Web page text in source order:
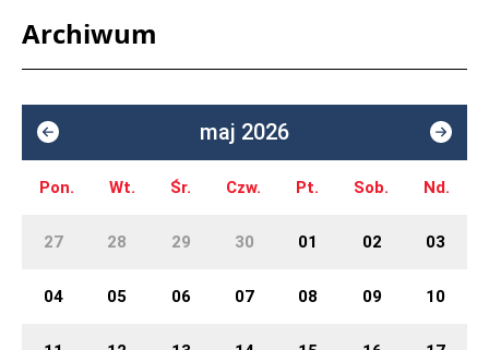
Archiwum
maj 2026
Pon. Wt. Śr. Czw. Pt. Sob. Nd.
27 28 29 30 01 02 03
04 05 06 07 08 09 10